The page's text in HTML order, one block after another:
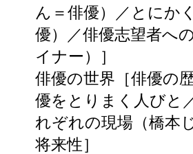
ん＝俳優）／とにか
優）／俳優志望者へ
イナー）］
俳優の世界［俳優の
優をとりまく人びと
れぞれの現場（橋本
将来性］